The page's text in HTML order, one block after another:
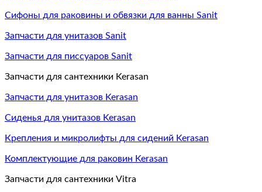
Сифоны для раковины и обвязки для ванны Sanit
Запчасти для унитазов Sanit
Запчасти для писсуаров Sanit
Запчасти для сантехники Kerasan
Запчасти для унитазов Kerasan
Сиденья для унитазов Kerasan
Крепления и микролифты для сидений Kerasan
Комплектующие для раковин Kerasan
Запчасти для сантехники Vitra